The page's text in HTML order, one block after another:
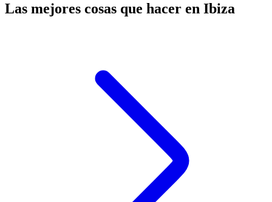
Las mejores cosas que hacer en Ibiza